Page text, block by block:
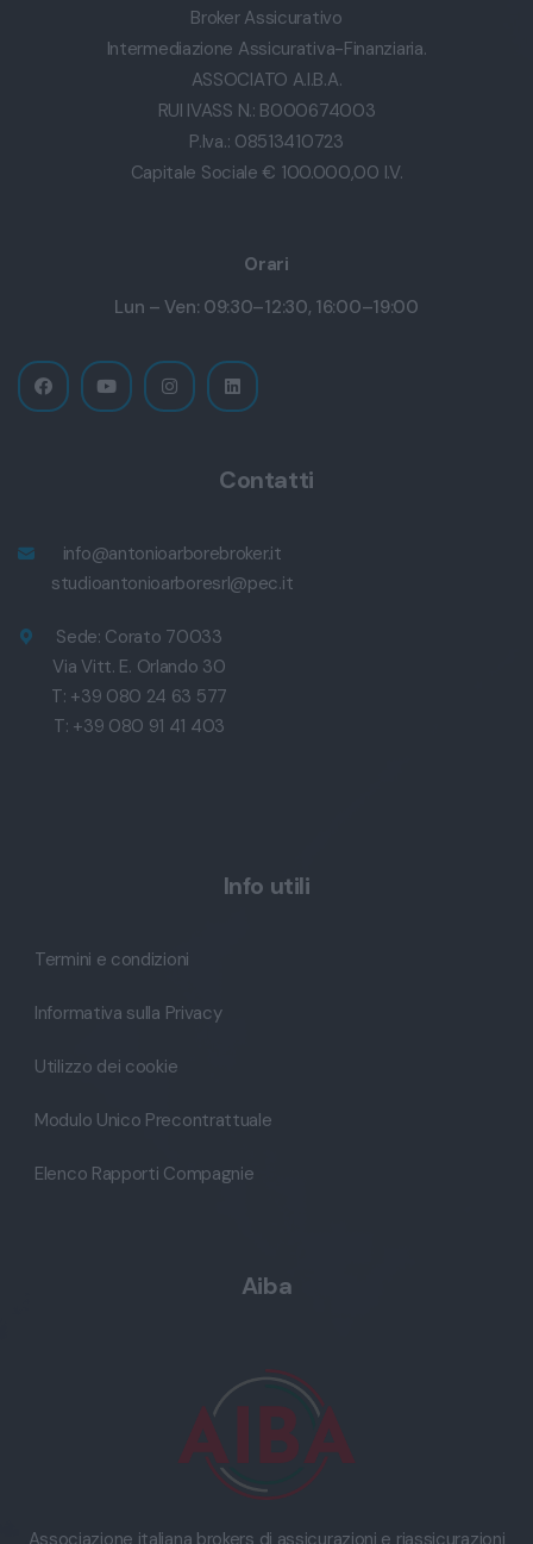
Broker Assicurativo
Intermediazione Assicurativa-Finanziaria.
ASSOCIATO A.I.B.A.
RUI IVASS N.: B000674003
P.Iva.: 08513410723
Capitale Sociale € 100.000,00 I.V.
Orari
Lun – Ven: 09:30–12:30, 16:00–19:00
Contatti
info@antonioarborebroker.it
studioantonioarboresrl@pec.it
Sede: Corato 70033
Via Vitt. E. Orlando 30
T: +39 080 24 63 577
T: +39 080 91 41 403
Info utili
Termini e condizioni
Informativa sulla Privacy
Utilizzo dei cookie
Modulo Unico Precontrattuale
Elenco Rapporti Compagnie
Aiba
Associazione italiana brokers di assicurazioni e riassicurazioni